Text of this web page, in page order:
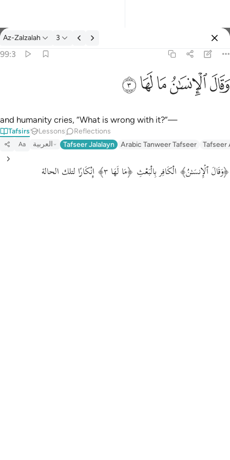
Tafsir: Az-Zalzalah 99:3
Az-Zalzalah 3
99:3
ﱾﱿﲀﲁﲂ
and humanity cries, “What is wrong with it?”—
Tafsirs Lessons Reflections
Aa العربية Tafseer Jalalayn Arabic Tanweer Tafseer Tafseer
﴿وَقَالَ ٱلۡإِنسَـٰنُ﴾ الْكَافِر بِالْبَعْثِ ﴿مَا لَهَا ٣﴾ إِنْكَارًا لتلك الحالة